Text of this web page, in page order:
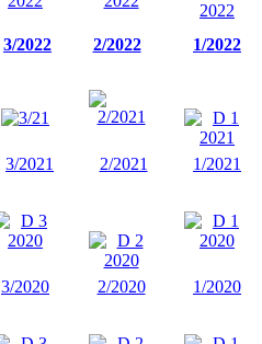
3/2022 2/2022
1/2022
3/2021 2/2021
1/2021
3/2020 2/2020
1/2020